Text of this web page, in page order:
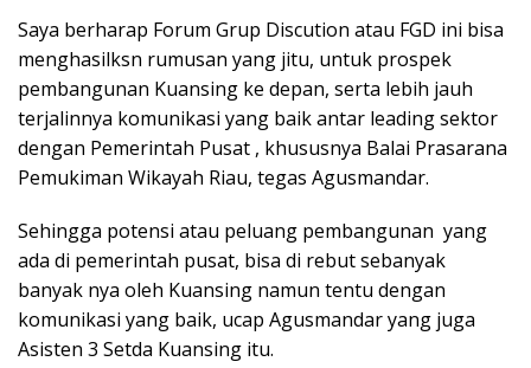
Saya berharap Forum Grup Discution atau FGD ini bisa
menghasilksn rumusan yang jitu, untuk prospek
pembangunan Kuansing ke depan, serta lebih jauh
terjalinnya komunikasi yang baik antar leading sektor
dengan Pemerintah Pusat , khususnya Balai Prasarana
Pemukiman Wikayah Riau, tegas Agusmandar.
Sehingga potensi atau peluang pembangunan yang
ada di pemerintah pusat, bisa di rebut sebanyak
banyak nya oleh Kuansing namun tentu dengan
komunikasi yang baik, ucap Agusmandar yang juga
Asisten 3 Setda Kuansing itu.